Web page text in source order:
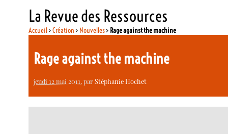
La Revue des Ressources
Accueil>Création > Nouvelles> Rage against the machine
Rage against the machine
jeudi 12 mai 2011, parStéphanie Hochet